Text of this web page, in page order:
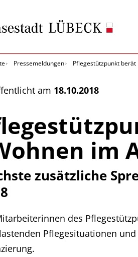
Pressemeldungen Pflegestützpunkt berät
am 18.10.2018
im
zusätzliche
des
Pflegesituationen